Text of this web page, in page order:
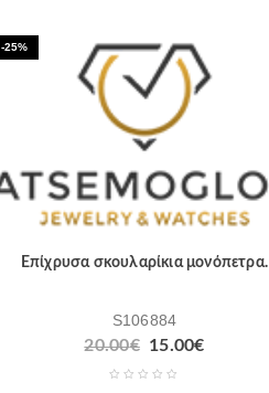
-25%
Επίχρυσα σκουλαρίκια μονόπετρα.
S106884
20.00€ 15.00€